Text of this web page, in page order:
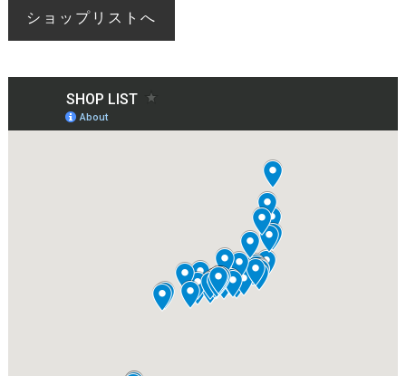
ショップリストへ